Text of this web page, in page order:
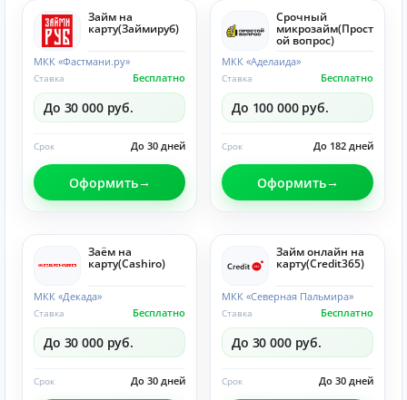
Займ на
карту(Займируб)
МКК «Фастмани.ру»
Бесплатно
Ставка
До 30 000 руб.
До 30 дней
Срок
Оформить
Срочный
микрозайм(Прост
ой вопрос)
МКК «Аделаида»
Бесплатно
Ставка
До 100 000 руб.
До 182 дней
Срок
Оформить
Заём на
карту(Cashiro)
МКК «Декада»
Бесплатно
Ставка
До 30 000 руб.
До 30 дней
Срок
Займ онлайн на
карту(Credit365)
МКК «Северная Пальмира»
Бесплатно
Ставка
До 30 000 руб.
До 30 дней
Срок